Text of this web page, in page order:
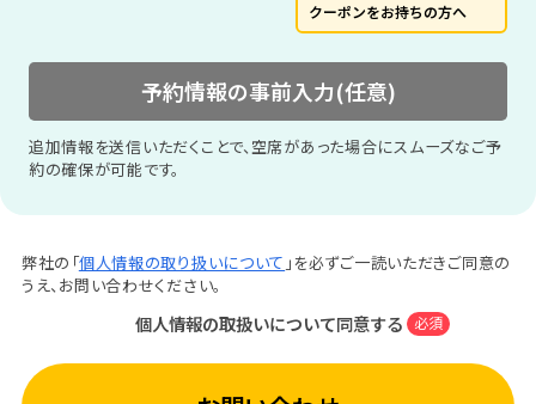
クーポンをお持ちの方へ
予約情報の事前入力(任意)
追加情報を送信いただくことで、空席があった場合にスムーズなご予
約の確保が可能です。
弊社の「個人情報の取り扱いについて 」を必ずご一読いただきご同意の
うえ、お問い合わせください。
個人情報の取扱いについて同意する 必須